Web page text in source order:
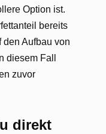
Option ist.
bereits
den Aufbau von
diesem Fall
zuvor
direkt